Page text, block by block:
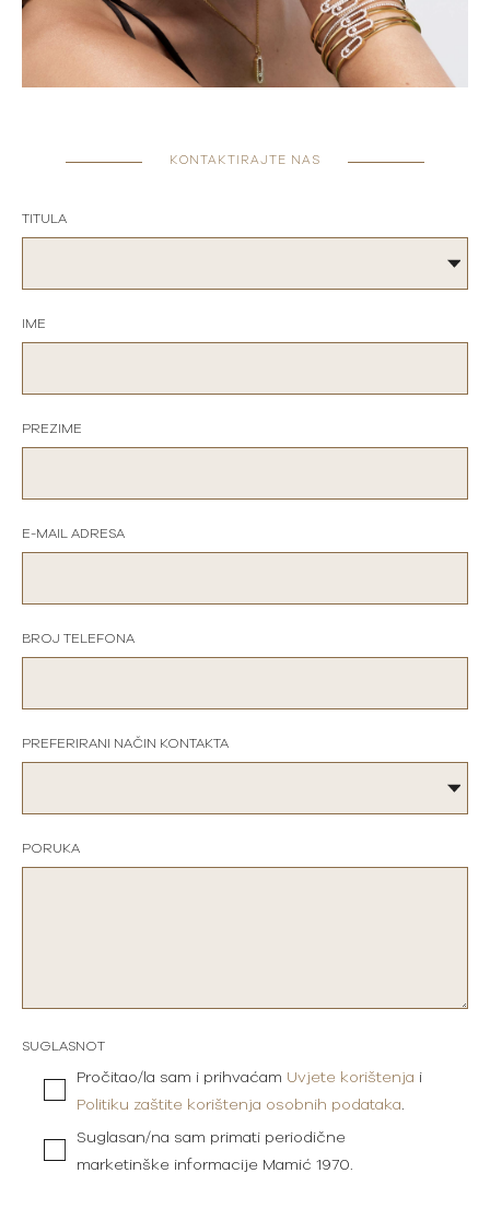
KONTAKTIRAJTE NAS
TITULA
IME
PREZIME
E-MAIL ADRESA
BROJ TELEFONA
PREFERIRANI NAČIN KONTAKTA
PORUKA
SUGLASNOT
Pročitao/la sam i prihvaćam Uvjete korištenja i
Politiku zaštite korištenja osobnih podataka.
Suglasan/na sam primati periodične
marketinške informacije Mamić 1970.